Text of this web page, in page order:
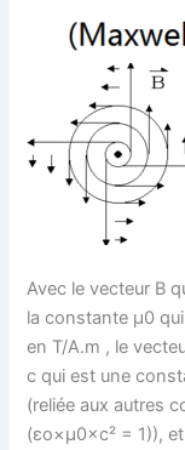
Avec le vecteur B
la constante μ0
en T/A.m , le
c qui est une
(reliée aux autres
(εo×μ0×c² = 1)),